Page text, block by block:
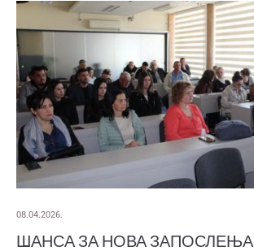
08.04.2026.
ШАНСА ЗА НОВА ЗАПОСЛЕЊА